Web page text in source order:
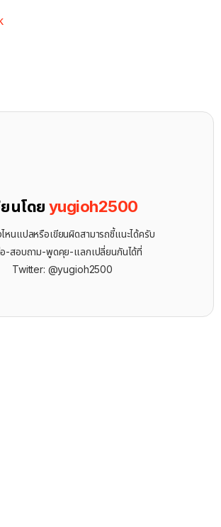
ยนโดยyugioh2500
หนแปลหรือเขียนผิดสามารถชี้แนะได้ครับ
-สอบถาม-พูดคุย-แลกเปลี่ยนกันได้ที่
Twitter: @yugioh2500